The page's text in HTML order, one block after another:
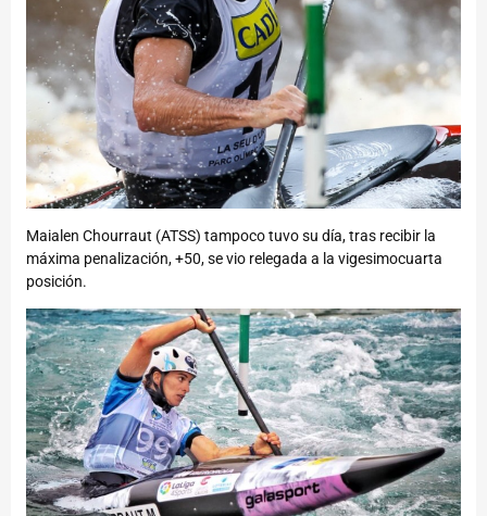
Maialen Chourraut (ATSS) tampoco tuvo su día, tras recibir la
máxima penalización, +50, se vio relegada a la vigesimocuarta
posición.